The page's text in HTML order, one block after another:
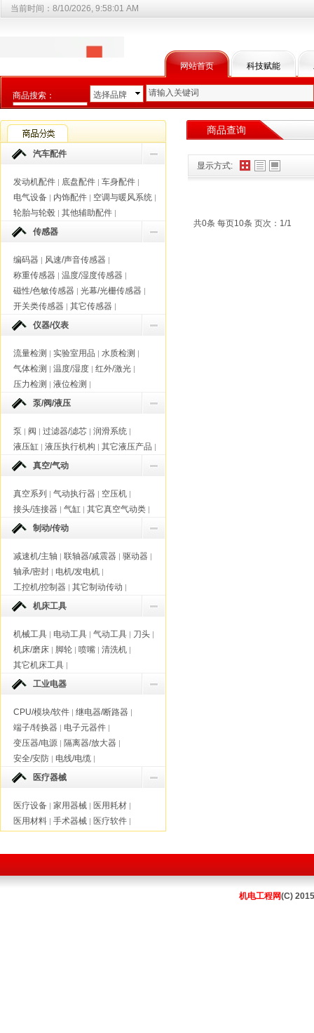
网站首页 科技赋能
当前时间： 8/10/2026, 9:58:01 AM
商品搜索：
选择商品分类
选择品牌
汽车配件
发动机配件 | 底盘配件 | 车身配件 |
电气设备 | 内饰配件 | 空调与暖风系统 |
轮胎与轮毂 | 其他辅助配件 |
传感器
编码器 | 风速/声音传感器 |
称重传感器 | 温度/湿度传感器 |
磁性/色敏传感器 | 光幕/光栅传感器 |
开关类传感器 | 其它传感器 |
仪器/仪表
流量检测 | 实验室用品 | 水质检测 |
气体检测 | 温度/湿度 | 红外/激光 |
压力检测 | 液位检测 |
泵/阀/液压
泵 | 阀 | 过滤器/滤芯 | 润滑系统 |
液压缸 | 液压执行机构 | 其它液压产品 |
真空/气动
真空系列 | 气动执行器 | 空压机 |
接头/连接器 | 气缸 | 其它真空气动类 |
制动/传动
减速机/主轴 | 联轴器/减震器 | 驱动器 |
轴承/密封 | 电机/发电机 |
工控机/控制器 | 其它制动传动 |
机床工具
机械工具 | 电动工具 | 气动工具 | 刀头 |
机床/磨床 | 脚轮 | 喷嘴 | 清洗机 |
其它机床工具 |
工业电器
CPU/模块/软件 | 继电器/断路器 |
端子/转换器 | 电子元器件 |
变压器/电源 | 隔离器/放大器 |
安全/安防 | 电线/电缆 |
医疗器械
医疗设备 | 家用器械 | 医用耗材 |
医用材料 | 手术器械 | 医疗软件 |
商品查询
显示方式:
共0条 每页10条 页次：1/1
机电工程网(C)